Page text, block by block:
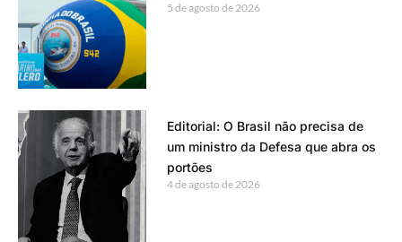
5 de agosto de 2026
Editorial: O Brasil não precisa de
um ministro da Defesa que abra os
portões
4 de agosto de 2026